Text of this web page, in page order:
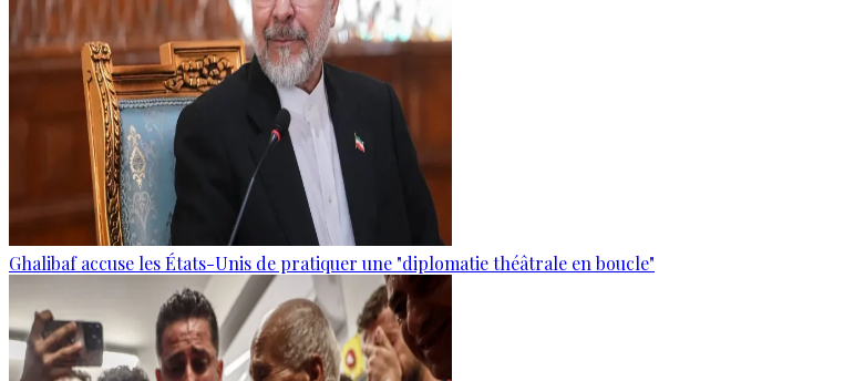
Ghalibaf accuse les États-Unis de pratiquer une "diplomatie théâtrale en boucle"